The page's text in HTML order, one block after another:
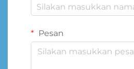
Pesan